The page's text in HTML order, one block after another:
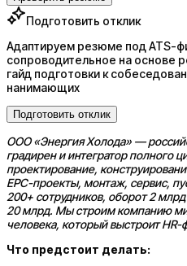
Подготовить отклик
Адаптируем резюме под ATS-
сопроводительное на основе
гайд подготовки к
нанимающих
Подготовить отклик
ООО «Энергия Холода» —
градирен и интегратор полного
проектирование,
EPC-проекты, монтаж, сервис,
200+ сотрудников, оборот 2
20 млрд. Мы строим компанию
человека, который выстроит
Что предстоит делать: